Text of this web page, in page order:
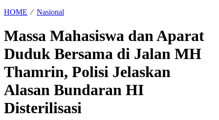
HOME ⁄ Nasional
Massa Mahasiswa dan Aparat
Duduk Bersama di Jalan MH
Thamrin, Polisi Jelaskan
Alasan Bundaran HI
Disterilisasi